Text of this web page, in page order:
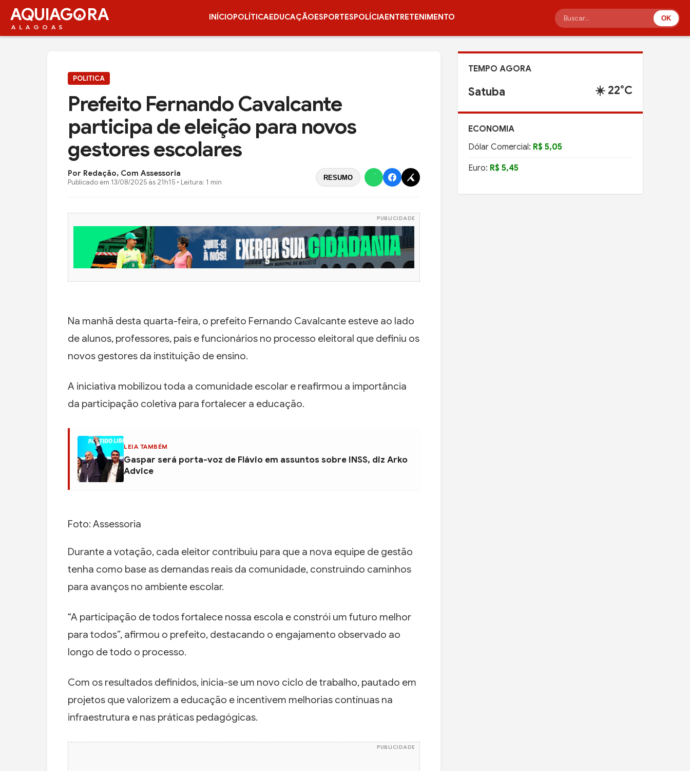
AQUIAG RA
ALAGOAS
INÍCIOPOLÍTICAEDUCAÇÃOESPORTESPOLÍCIAENTRETENIMENTO OK
POLITICA
Prefeito Fernando Cavalcante
participa de eleição para novos
gestores escolares
Por Redação, Com Assessoria
Publicado em 13/08/2025 às 21h15 • Leitura: 1 min
RESUMO
PUBLICIDADE
Na manhã desta quarta-feira, o prefeito Fernando Cavalcante esteve ao lado
de alunos, professores, pais e funcionários no processo eleitoral que definiu os
novos gestores da instituição de ensino.
A iniciativa mobilizou toda a comunidade escolar e reafirmou a importância
da participação coletiva para fortalecer a educação.
LEIA TAMBÉM
Gaspar será porta-voz de Flávio em assuntos sobre INSS, diz Arko
Advice
Foto: Assessoria
Durante a votação, cada eleitor contribuiu para que a nova equipe de gestão
tenha como base as demandas reais da comunidade, construindo caminhos
para avanços no ambiente escolar.
“A participação de todos fortalece nossa escola e constrói um futuro melhor
para todos”, afirmou o prefeito, destacando o engajamento observado ao
longo de todo o processo.
Com os resultados definidos, inicia-se um novo ciclo de trabalho, pautado em
projetos que valorizem a educação e incentivem melhorias contínuas na
infraestrutura e nas práticas pedagógicas.
PUBLICIDADE
TEMPO AGORA
Satuba ☀️ 22°C
ECONOMIA
Dólar Comercial: R$ 5,05
Euro: R$ 5,45